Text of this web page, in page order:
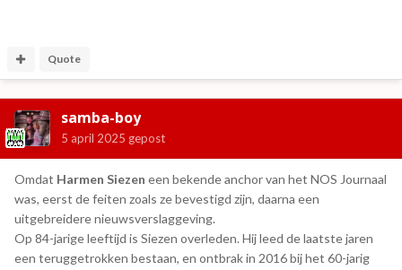
Quote
samba-boy
5 april 2025 gepost
Omdat Harmen Siezen een bekende anchor van het NOS Journaal
was, eerst de feiten zoals ze bevestigd zijn, daarna een
uitgebreidere nieuwsverslaggeving.
Op 84-jarige leeftijd is Siezen overleden. Hij leed de laatste jaren
een teruggetrokken bestaan, en ontbrak in 2016 bij het 60-jarig